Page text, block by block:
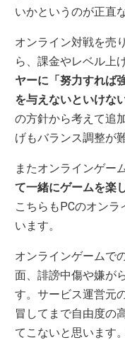
いかというのが正直
オンライン対戦を売
ら、課金やレベル上
ヤーに「努力すれば
を与えないといけな
の方針から考えて追
げもバランス調整が
またオンラインゲー
て一緒にゲームを楽
こちらもPCのオン
います。
オンラインゲームで
面、誹謗中傷や嫌が
す。サービス運営元
冒してまで自由度の
てこないと思います